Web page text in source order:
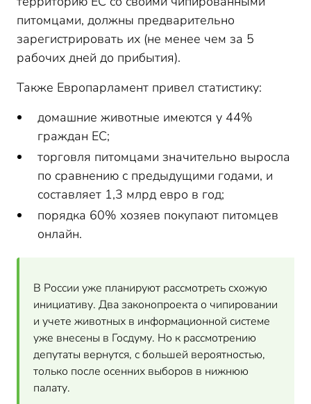
питомцами, должны предварительно
зарегистрировать их (не менее чем за 5
рабочих дней до прибытия).
Также Европарламент привел статистику:
домашние животные имеются у 44%
граждан ЕС;
торговля питомцами значительно выросла
по сравнению с предыдущими годами, и
составляет 1,3 млрд евро в год;
порядка 60% хозяев покупают питомцев
онлайн.
В России уже планируют рассмотреть схожую
инициативу. Два законопроекта о чипировании
и учете животных в информационной системе
уже внесены в Госдуму. Но к рассмотрению
депутаты вернутся, с большей вероятностью,
только после осенних выборов в нижнюю
палату.